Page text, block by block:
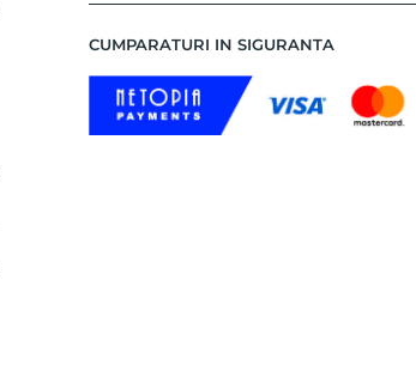
CUMPARATURI IN SIGURANTA